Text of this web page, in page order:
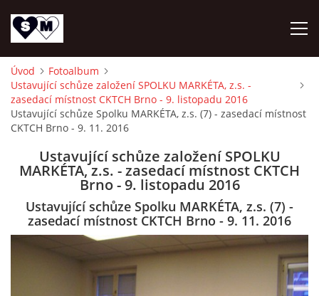
ÚVOD
O NÁS
AKTUALITY
OZ DAR ŽIVOTA
Úvod
Fotoalbum
Ustavující schůze založení SPOLKU MARKÉTA, z.s. -
zasedací místnost CKTCH Brno - 9. listopadu 2016
Ustavující schůze Spolku MARKÉTA, z.s. (7) - zasedací místnost
CKTCH Brno - 9. 11. 2016
Ustavující schůze založení SPOLKU
MARKÉTA, z.s. - zasedací místnost CKTCH
Brno - 9. listopadu 2016
Ustavující schůze Spolku MARKÉTA, z.s. (7) -
zasedací místnost CKTCH Brno - 9. 11. 2016